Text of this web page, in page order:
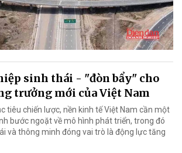
sinh thái - "đòn bẩy" cho
trưởng mới của Việt Nam
tiêu chiến lược, nền kinh tế Việt Nam cần một
bước ngoặt về mô hình phát triển, trong đó
và thông minh đóng vai trò là động lực tăng